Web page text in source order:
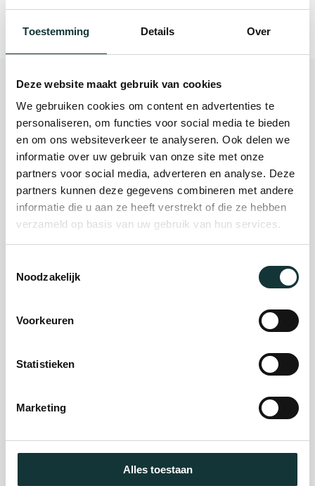
Toestemming Details Over
Deze website maakt gebruik van cookies
We gebruiken cookies om content en advertenties te
personaliseren, om functies voor social media te bieden
en om ons websiteverkeer te analyseren. Ook delen we
informatie over uw gebruik van onze site met onze
partners voor social media, adverteren en analyse. Deze
partners kunnen deze gegevens combineren met andere
informatie die u aan ze heeft verstrekt of die ze hebben
verzameld op basis van uw gebruik van hun services.
Noodzakelijk
Voorkeuren
Statistieken
Marketing
Alles toestaan
Bekijk alle blogberichten
Plan je bezoek
Evenement
organiseren
Steun ons
Auditie
De Pieterskerk als
Onderhoud &